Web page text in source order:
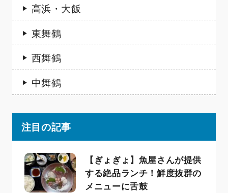
高浜・大飯
東舞鶴
西舞鶴
中舞鶴
注目の記事
【ぎょぎょ】魚屋さんが提供
する絶品ランチ！鮮度抜群の
メニューに舌鼓